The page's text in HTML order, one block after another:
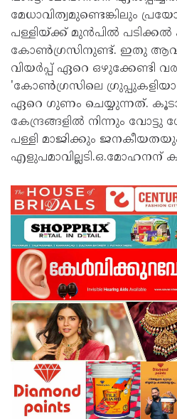
മേധാവിത്വമുണ്ടെങ്കിലും
പള്ളിയ്ക്ക് മുൻപിൽ പടിക്കൽ
കോൺഗ്രസിനുണ്ട്. ഇതു
വിയർപ്പ് ഏറെ ഒഴുക്കേണ്ടി
'കോൺഗ്രസിലെ
ഏറെ ഗുണം ചെയ്യുന്നത്.
കേന്ദ്രങ്ങളിൽ നിന്നും വോട്ടു
പള്ളി മാജിക്കും
എളുപമാവില്ലടി.ഒ.മോഹനന്